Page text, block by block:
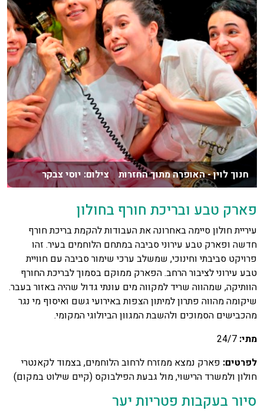
חנוך לוין - האופרה מתוך החזרות צילום: יוסי צבקר
פארק טבע ובריכת חורף בחולון
עיריית חולון סיימה באחרונה את העבודות להקמת בריכת חורף
חדשה ופארק טבע עירוני סביבה במתחם הלוחמים בעיר. זהו
פרויקט סביבתי וחינוכי, שמשלב ערכי שימור סביבה עם חוויית
טבע עירוני לציבור הרחב. הפארק ממוקם בסמוך לבריכת החורף
הוותיקה, שמהווה שריד למקווה מים עונתי גדול שהיה באזור בעבר.
שיקומה מהווה פתרון למיתון הצפות באירועי גשם ואיסוף מי נגר
מהכבישים הסמוכים ולהשבת המגוון הביולוגי המקומי.
מתי:
לפרטים: פארק נמצא ממזרח לרחוב הלוחמים, בצמוד לקאנטרי
חולון ולמשרד הרישוי, מול גבעת הפילבוקס (קיים שילוט במקום)
סיור בעקבות פטריות יער